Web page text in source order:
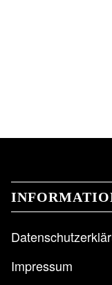
Impressum